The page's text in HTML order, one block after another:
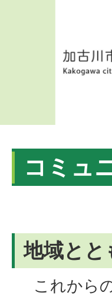
コミュ
地域とと
これから